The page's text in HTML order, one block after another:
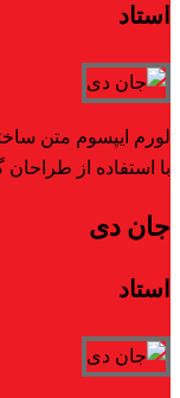
استاد
لورم ایپسوم متن
با استفاده از
جان دی
استاد